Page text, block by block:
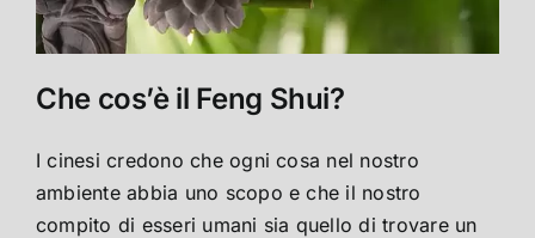
Che cos’è il Feng Shui?
I cinesi credono che ogni cosa nel nostro
ambiente abbia uno scopo e che il nostro
compito di esseri umani sia quello di trovare un